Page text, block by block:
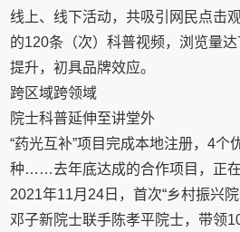
线上、线下活动，共吸引网民点击
的120条（次）科普视频，浏览量
提升，初具品牌效应。
跨区域跨领域
院士科普延伸至讲堂外
“药光互补”项目完成本地注册，4个
种……去年底达成的合作项目，正在
2021年11月24日，首次“乡村振兴院
邓子新院士联手陈孝平院士，带领